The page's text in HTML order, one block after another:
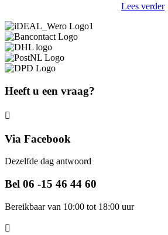
Lees verder
Heeft u een vraag?
Via Facebook
Dezelfde dag antwoord
Bel 06 -15 46 44 60
Bereikbaar van 10:00 tot 18:00 uur